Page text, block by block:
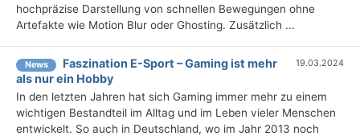
hochpräzise Darstellung von schnellen Bewegungen ohne
Artefakte wie Motion Blur oder Ghosting. Zusätzlich ...
News
Faszination E-Sport – Gaming ist mehr
als nur ein Hobby
19.03.2024
In den letzten Jahren hat sich Gaming immer mehr zu einem
wichtigen Bestandteil im Alltag und im Leben vieler Menschen
entwickelt. So auch in Deutschland, wo im Jahr 2013 noch